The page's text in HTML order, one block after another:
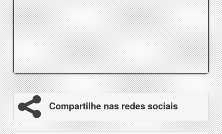
Compartilhe nas redes sociais